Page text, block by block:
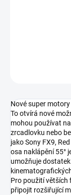
Nové super
To otvírá nové
mohou používat
zrcadlovku nebo
jako Sony FX9,
osa naklápění 55°
umožňuje
Pro použití větších
připojit rozšiřující